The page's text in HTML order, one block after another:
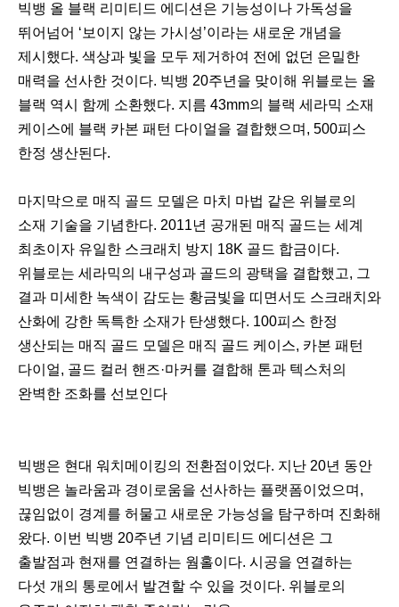
빅뱅 올 블랙 리미티드 에디션은 기능성이나 가독성을
뛰어넘어 ‘보이지 않는 가시성’이라는 새로운 개념을
제시했다. 색상과 빛을 모두 제거하여 전에 없던 은밀한
매력을 선사한 것이다. 빅뱅 20주년을 맞이해 위블로는 올
블랙 역시 함께 소환했다. 지름 43mm의 블랙 세라믹 소재
케이스에 블랙 카본 패턴 다이얼을 결합했으며, 500피스
한정 생산된다.
마지막으로 매직 골드 모델은 마치 마법 같은 위블로의
소재 기술을 기념한다. 2011년 공개된 매직 골드는 세계
최초이자 유일한 스크래치 방지 18K 골드 합금이다.
위블로는 세라믹의 내구성과 골드의 광택을 결합했고, 그
결과 미세한 녹색이 감도는 황금빛을 띠면서도 스크래치와
산화에 강한 독특한 소재가 탄생했다. 100피스 한정
생산되는 매직 골드 모델은 매직 골드 케이스, 카본 패턴
다이얼, 골드 컬러 핸즈·마커를 결합해 톤과 텍스처의
완벽한 조화를 선보인다
빅뱅은 현대 워치메이킹의 전환점이었다. 지난 20년 동안
빅뱅은 놀라움과 경이로움을 선사하는 플랫폼이었으며,
끊임없이 경계를 허물고 새로운 가능성을 탐구하며 진화해
왔다. 이번 빅뱅 20주년 기념 리미티드 에디션은 그
출발점과 현재를 연결하는 웜홀이다. 시공을 연결하는
다섯 개의 통로에서 발견할 수 있을 것이다. 위블로의